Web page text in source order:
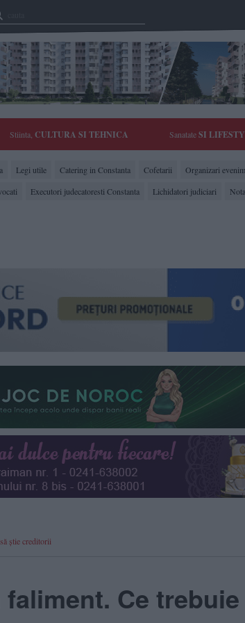
Stiinta, CULTURA SI TEHNICA SanatateSI
Legi utile Catering in Constanta Cofetarii
Organizari
Executori judecatoresti Constanta Lichidatori judiciari
știe creditorii
Ce